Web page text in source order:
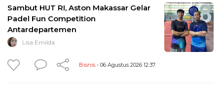
Sambut HUT RI, Aston Makassar Gelar
Padel Fun Competition
Antardepartemen
Lisa Emilda
Bisnis - 06 Agustus 2026 12:37